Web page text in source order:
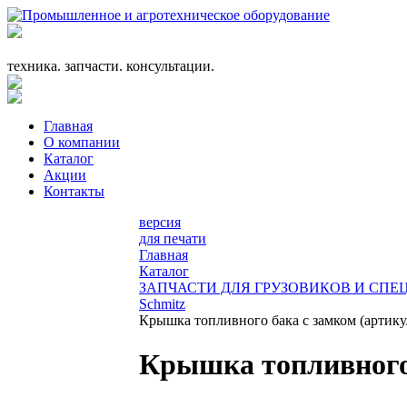
техника. запчасти. консультации.
Главная
О компании
Каталог
Акции
Контакты
версия
для печати
Главная
Каталог
ЗАПЧАСТИ ДЛЯ ГРУЗОВИКОВ И
Schmitz
Крышка топливного бака с замком
Крышка